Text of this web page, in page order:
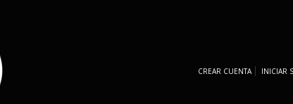
CREAR CUENTA INICIAR